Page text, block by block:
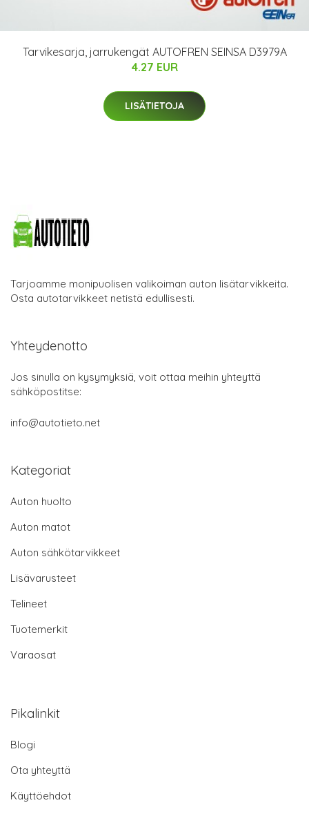
Tarvikesarja, jarrukengät AUTOFREN SEINSA D3979A
4.27 EUR
LISÄTIETOJA
Tarjoamme monipuolisen valikoiman auton lisätarvikkeita.
Osta autotarvikkeet netistä edullisesti.
Yhteydenotto
Jos sinulla on kysymyksiä, voit ottaa meihin yhteyttä
sähköpostitse:
info@autotieto.net
Kategoriat
Auton huolto
Auton matot
Auton sähkötarvikkeet
Lisävarusteet
Telineet
Tuotemerkit
Varaosat
Pikalinkit
Blogi
Ota yhteyttä
Käyttöehdot